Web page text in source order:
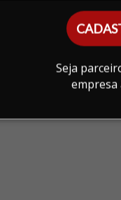
Seja
empresa